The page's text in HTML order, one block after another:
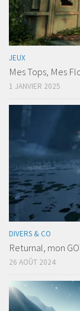
JEUX
Mes Tops, Mes
1 JANVIER 2025
DIVERS & CO
Returnal, mon
26 AOÛT 2024